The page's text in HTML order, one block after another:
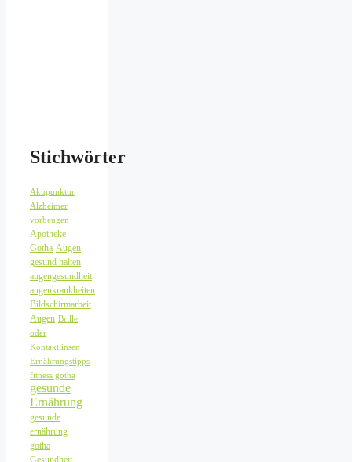
Stichwörter
Akupunktur
Alzheimer
vorbeugen
Apotheke
Gotha Augen
gesund halten
augengesundheit
augenkrankheiten
Bildschirmarbeit
Augen Brille
oder
Kontaktlinsen
Ernährungstipps
fitness gotha
gesunde
Ernährung
gesunde
ernährung
gotha
Gesundheit